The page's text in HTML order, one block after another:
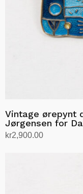
Vintage ørepynt
Jørgensen for
kr2,900.00